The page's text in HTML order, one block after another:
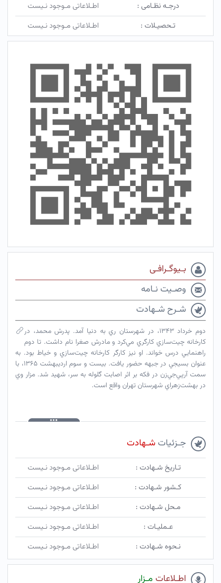
درجـه نظـامی :
اطـلاعاتی مـوجود نـیست
تـحصیـلات :
اطـلاعاتی مـوجود نـیست
بـیوگـرافـی
وصـیت نـامه
شـرح شـهادت
دوم خرداد ۱۳۴۳، در شهرستان ري به دنيا آمد. پدرش محمد، در
كارخانه چيت‌سازي كارگري مي‌كرد و مادرش صغرا نام داشت. تا دوم
راهنمايي درس خواند. او نيز كارگر كارخانه چيت‌سازي و خياط بود. به
عنوان بسيجي در جبهه حضور يافت. بيست و سوم ارديبهشت ۱۳۶۵، با
سمت آرپي‌جي‌زن در فكه بر اثر اصابت گلوله به سر، شهيد شد. مزار وي
در بهشت‌زهراي شهرستان تهران واقع است.
جـزئیات شـهادت
تـاریخ شـهادت :
اطـلاعاتی مـوجود نـیست
کـشور شـهادت :
اطـلاعاتی مـوجود نـیست
مـحل شـهادت :
اطـلاعاتی مـوجود نـیست
عـملیـات :
اطـلاعاتی مـوجود نـیست
نـحوه شـهادت :
اطـلاعاتی مـوجود نـیست
اطـلاعات مـزار